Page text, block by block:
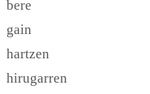
bere
gain
hartzen
hirugarren